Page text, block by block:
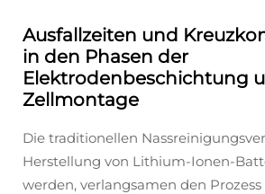
Ausfallzeiten und
in den Phasen der
Elektrodenbeschichtung
Zellmontage
Die traditionellen
Herstellung von Lithium-Ionen-
werden, verlangsamen den